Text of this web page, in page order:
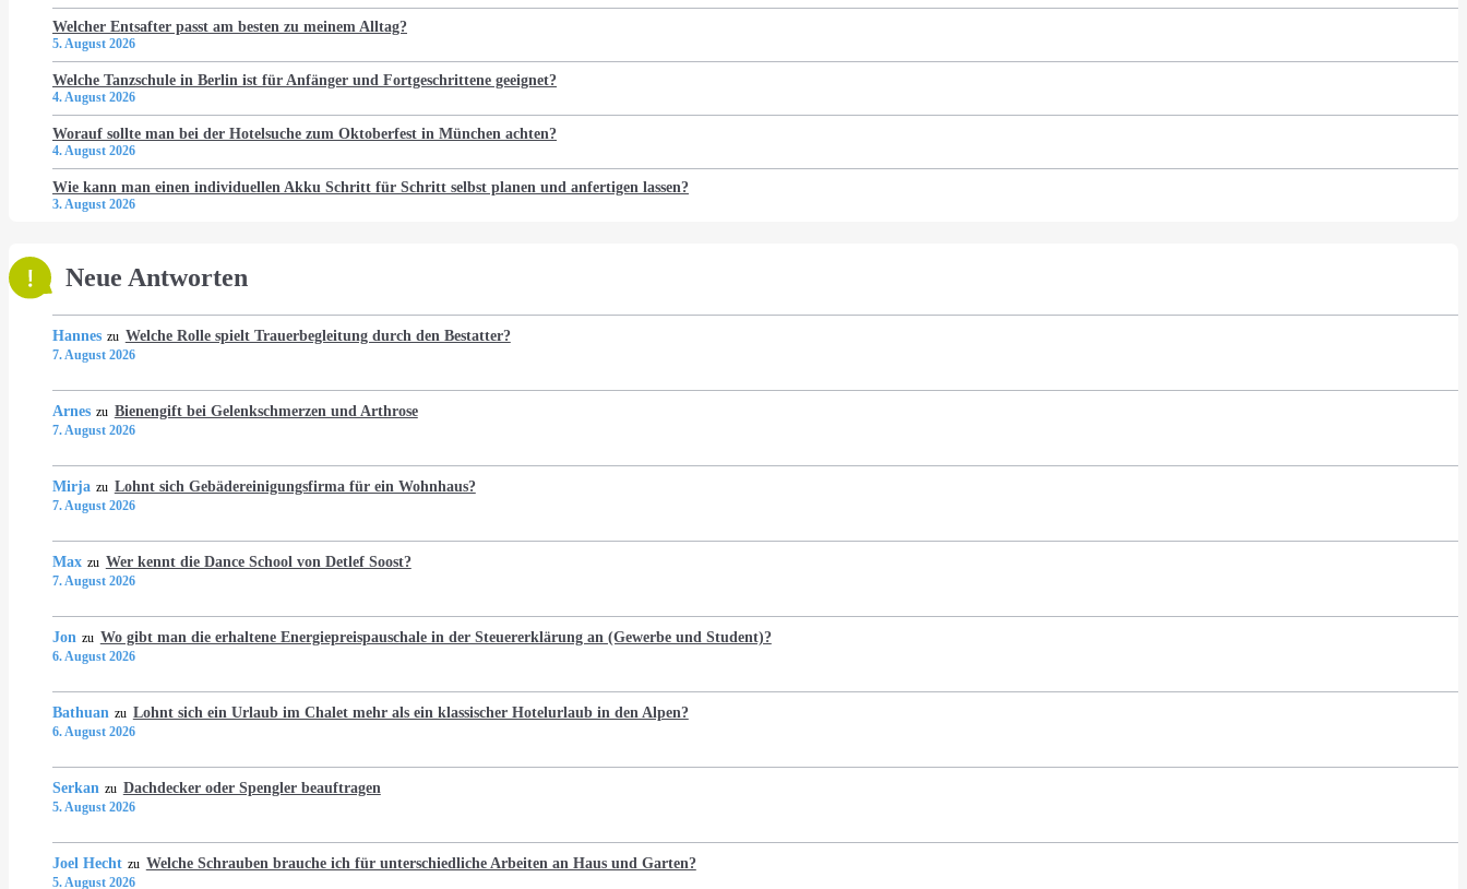
Welcher Entsafter passt am besten zu meinem Alltag?
5. August 2026
Welche Tanzschule in Berlin ist für Anfänger und Fortgeschrittene geeignet?
4. August 2026
Worauf sollte man bei der Hotelsuche zum Oktoberfest in München achten?
4. August 2026
Wie kann man einen individuellen Akku Schritt für Schritt selbst planen und anfertigen lassen?
3. August 2026
Neue Antworten
Hannes zu Welche Rolle spielt Trauerbegleitung durch den Bestatter?
7. August 2026
Arnes zu Bienengift bei Gelenkschmerzen und Arthrose
7. August 2026
Mirja zu Lohnt sich Gebädereinigungsfirma für ein Wohnhaus?
7. August 2026
Max zu Wer kennt die Dance School von Detlef Soost?
7. August 2026
Jon zu Wo gibt man die erhaltene Energiepreispauschale in der Steuererklärung an (Gewerbe und Student)?
6. August 2026
Bathuan zu Lohnt sich ein Urlaub im Chalet mehr als ein klassischer Hotelurlaub in den Alpen?
6. August 2026
Serkan zu Dachdecker oder Spengler beauftragen
5. August 2026
Joel Hecht zu Welche Schrauben brauche ich für unterschiedliche Arbeiten an Haus und Garten?
5. August 2026